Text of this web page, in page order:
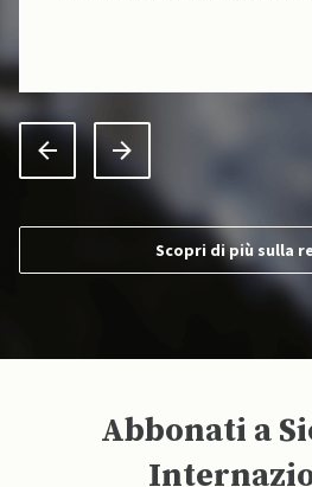
Scopri di più sulla
Abbonati a